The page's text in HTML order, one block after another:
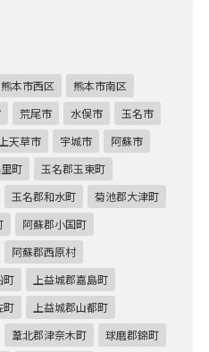
熊本市西区
熊本市南区
荒尾市 水俣市
玉名市
上天草市 宇城市
阿蘇市
町
玉名郡玉東町
玉名郡和水町
菊池郡大津町
阿蘇郡小国町
阿蘇郡西原村
町
上益城郡嘉島町
町
上益城郡山都町
葦北郡津奈木町
球磨郡錦町